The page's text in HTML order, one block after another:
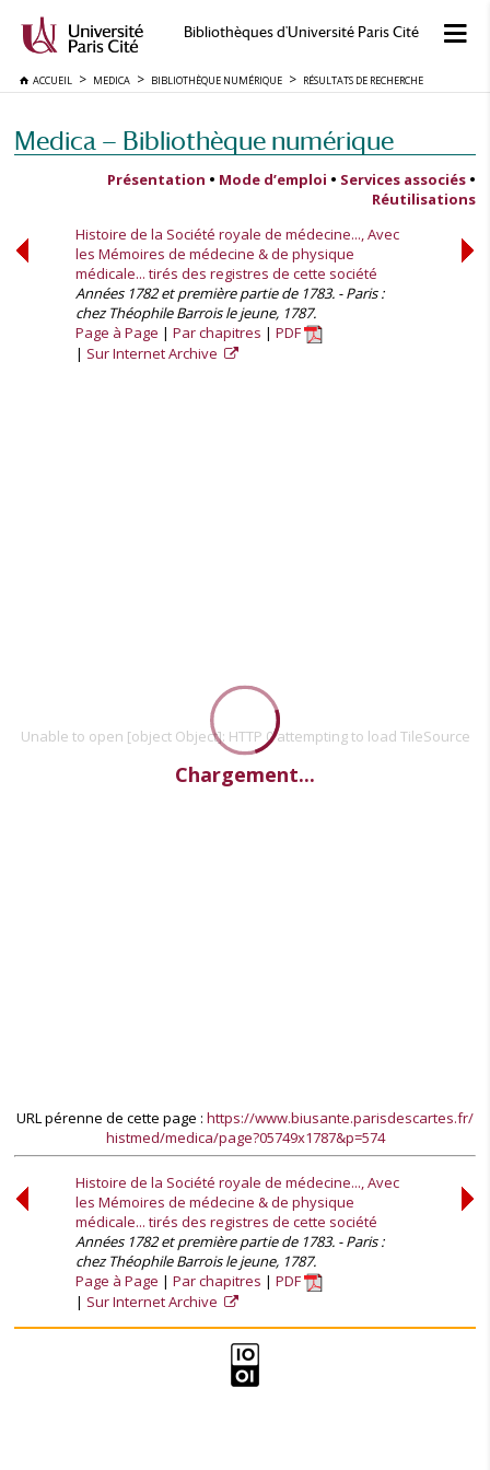
Bibliothèques d'Université Paris Cité
ACCUEIL MEDICA BIBLIOTHÈQUE NUMÉRIQUE RÉSULTATS DE RECHERCHE
Medica — Bibliothèque numérique
Présentation • Mode d’emploi • Services associés •
Réutilisations
Histoire de la Société royale de médecine..., Avec
les Mémoires de médecine & de physique
médicale... tirés des registres de cette société
Années 1782 et première partie de 1783. - Paris :
chez Théophile Barrois le jeune, 1787.
Page à Page
Par chapitres
PDF
Sur Internet Archive
Unable to open [object Object]: HTTP 0 attempting to load TileSource
Chargement...
URL pérenne de cette page : https://www.biusante.parisdescartes.fr/
histmed/medica/page?05749x1787&p=574
Histoire de la Société royale de médecine..., Avec
les Mémoires de médecine & de physique
médicale... tirés des registres de cette société
Années 1782 et première partie de 1783. - Paris :
chez Théophile Barrois le jeune, 1787.
Page à Page
Par chapitres
PDF
Sur Internet Archive